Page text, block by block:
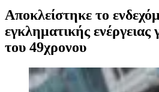
Αποκλείστηκε το
εγκληματικής ενέργειας
του 49χρονου